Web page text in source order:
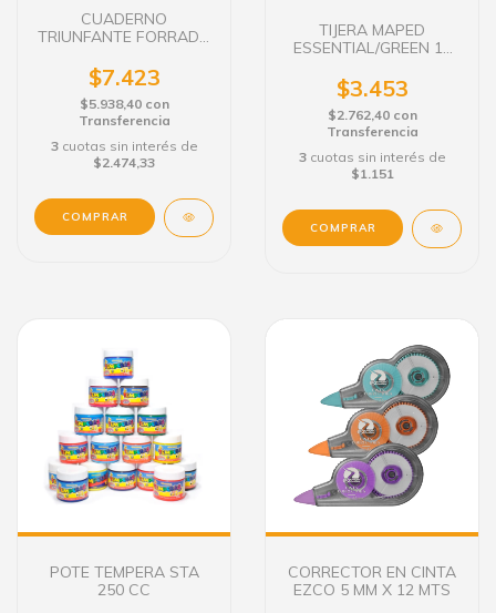
CUADERNO
TRIUNFANTE FORRADO
$7.423
$5.938,40 con
Transferencia
3 cuotas sin interés de
$2.474,33
COMPRAR
TIJERA MAPED
ESSENTIAL/GREEN 17
$3.453
$2.762,40 con
Transferencia
3 cuotas sin interés de
$1.151
POTE TEMPERA STA
250 CC
CORRECTOR EN CINTA
EZCO 5 MM X 12 MTS